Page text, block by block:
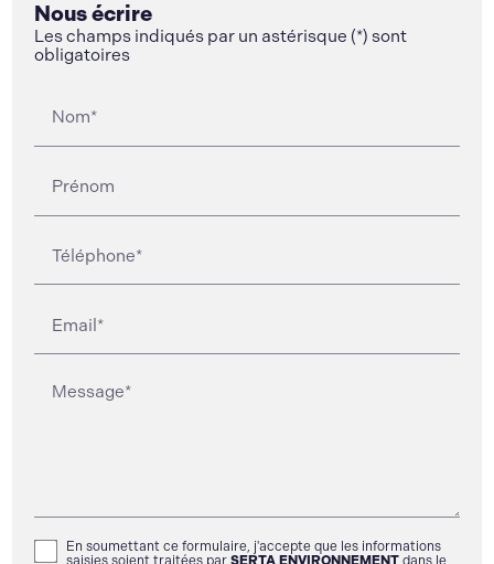
Nous écrire
Les champs indiqués par un astérisque (*) sont
obligatoires
Nom*
Prénom
Téléphone*
Email*
Message*
En soumettant ce formulaire, j'accepte que les informations
saisies soient traitées parSERTA ENVIRONNEMENT dans le